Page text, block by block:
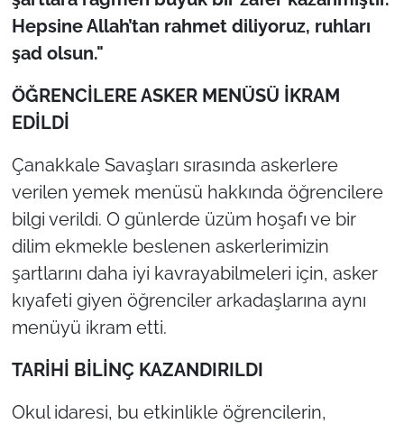
Hepsine Allah’tan rahmet diliyoruz, ruhları
şad olsun."
ÖĞRENCİLERE ASKER MENÜSÜ İKRAM
EDİLDİ
Çanakkale Savaşları sırasında askerlere
verilen yemek menüsü hakkında öğrencilere
bilgi verildi. O günlerde üzüm hoşafı ve bir
dilim ekmekle beslenen askerlerimizin
şartlarını daha iyi kavrayabilmeleri için, asker
kıyafeti giyen öğrenciler arkadaşlarına aynı
menüyü ikram etti.
TARİHİ BİLİNÇ KAZANDIRILDI
Okul idaresi, bu etkinlikle öğrencilerin,
Bilim Teknoloji
English News
Finans
Gündem-Eğitim